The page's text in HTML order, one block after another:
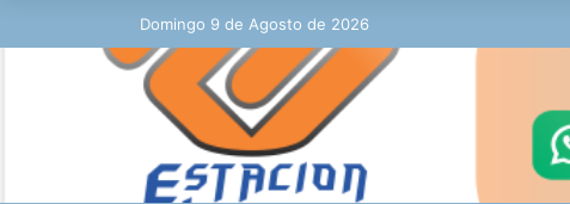
Domingo 9 de Agosto de 2026
Hoy es Domingo 9 de Agosto de 2026 y son